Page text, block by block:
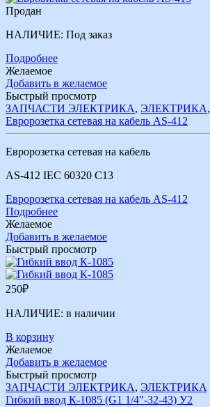
Продан
НАЛИЧИЕ: Под заказ
Подробнее
Желаемое
Добавить в желаемое
Быстрый просмотр
ЗАПЧАСТИ ЭЛЕКТРИКА, ЭЛЕКТРИКА,
Евророзетка сетевая на кабель AS-412
Евророзетка сетевая на кабель
AS-412 IEC 60320 C13
Евророзетка сетевая на кабель AS-412
Подробнее
Желаемое
Добавить в желаемое
Быстрый просмотр
250₽
НАЛИЧИЕ: в наличии
В корзину
Желаемое
Добавить в желаемое
Быстрый просмотр
ЗАПЧАСТИ ЭЛЕКТРИКА, ЭЛЕКТРИКА
Гибкий ввод К-1085 (G1 1/4″-32-43) У2